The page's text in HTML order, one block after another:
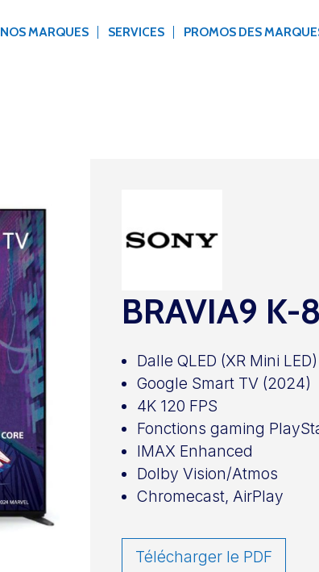
NOS MARQUES SERVICES PROMOS DES
BRAVIA9 K-
Dalle QLED (XR Mini LED)
Google Smart TV (2024)
4K 120 FPS
Fonctions gaming
IMAX Enhanced
Dolby Vision/Atmos
Chromecast, AirPlay
Télécharger le PDF